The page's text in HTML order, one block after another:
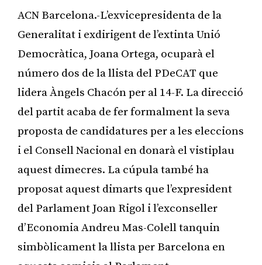
ACN Barcelona.-L’exvicepresidenta de la
Generalitat i exdirigent de l’extinta Unió
Democràtica, Joana Ortega, ocuparà el
número dos de la llista del PDeCAT que
lidera Àngels Chacón per al 14-F. La direcció
del partit acaba de fer formalment la seva
proposta de candidatures per a les eleccions
i el Consell Nacional en donarà el vistiplau
aquest dimecres. La cúpula també ha
proposat aquest dimarts que l’expresident
del Parlament Joan Rigol i l’exconseller
d’Economia Andreu Mas-Colell tanquin
simbòlicament la llista per Barcelona en